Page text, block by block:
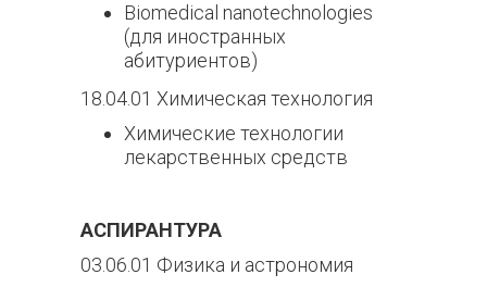
Biomedical nanotechnologies
(для иностранных
абитуриентов)
18.04.01 Химическая технология
Химические технологии
лекарственных средств
АСПИРАНТУРА
03.06.01 Физика и астрономия